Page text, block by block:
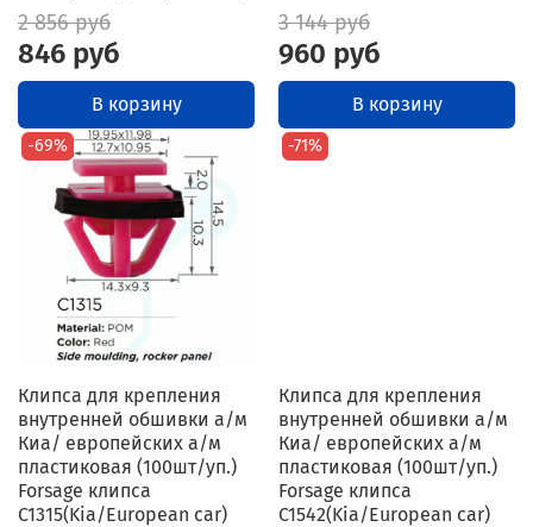
2 856 руб
846 руб
В корзину
3 144 руб
960 руб
В корзину
-69%
Клипса для крепления
внутренней обшивки а/м
Киа/ европейских а/м
пластиковая (100шт/уп.)
Forsage клипса
C1315(Kia/European car)
-71%
Клипса для крепления
внутренней обшивки а/м
Киа/ европейских а/м
пластиковая (100шт/уп.)
Forsage клипса
C1542(Kia/European car)